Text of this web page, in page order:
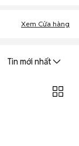
Xem Cửa hàng
Tin mới nhất